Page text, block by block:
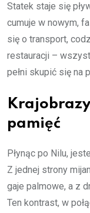
Statek staje się
cumuje w nowym,
się o transport,
restauracji –
pełni skupić się na
pamięć
Płynąc po Nilu,
Z jednej strony
gaje palmowe, a z
Ten kontrast, w